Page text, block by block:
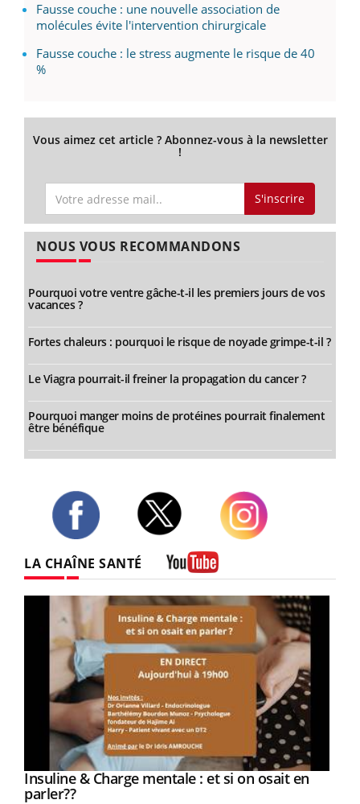
Fausse couche : une nouvelle association de
molécules évite l'intervention chirurgicale
Fausse couche : le stress augmente le risque de 40
%
Vous aimez cet article ? Abonnez-vous à la newsletter
!
S'inscrire
NOUS VOUS RECOMMANDONS
Pourquoi votre ventre gâche-t-il les premiers jours de vos
vacances ?
Fortes chaleurs : pourquoi le risque de noyade grimpe-t-il ?
Le Viagra pourrait-il freiner la propagation du cancer ?
Pourquoi manger moins de protéines pourrait finalement
être bénéfique
LA CHAÎNE SANTÉ
Youtube
Insuline & Charge mentale : et si on osait en
parler??Youtube